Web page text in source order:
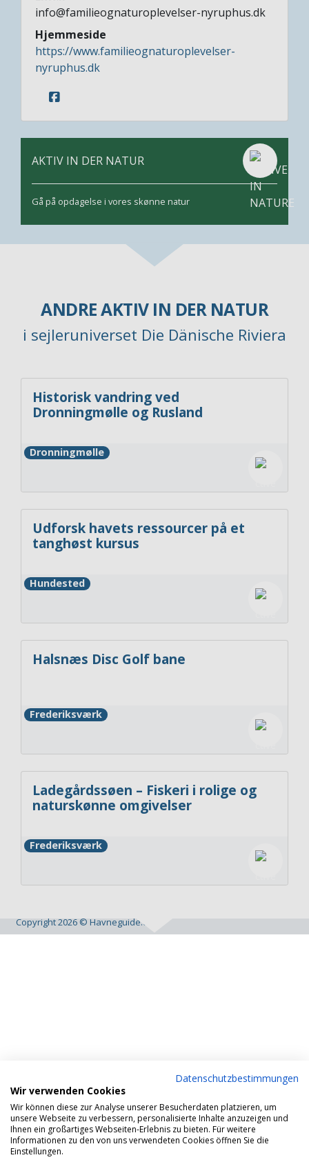
info@familieognaturoplevelser-nyruphus.dk
Hjemmeside
https://www.familieognaturoplevelser-
nyruphus.dk
AKTIV IN DER NATUR
Gå på opdagelse i vores skønne natur
ANDRE AKTIV IN DER NATUR
i sejleruniverset Die Dänische Riviera
Historisk vandring ved
Dronningmølle og Rusland
Dronningmølle
Udforsk havets ressourcer på et
tanghøst kursus
Hundested
Halsnæs Disc Golf bane
Frederiksværk
Ladegårdssøen – Fiskeri i rolige og
naturskønne omgivelser
Frederiksværk
Copyright 2026 © Havneguide.dk
Datenschutzbestimmungen
Wir verwenden Cookies
Wir können diese zur Analyse unserer Besucherdaten platzieren, um
unsere Webseite zu verbessern, personalisierte Inhalte anzuzeigen und
Ihnen ein großartiges Webseiten-Erlebnis zu bieten. Für weitere
Informationen zu den von uns verwendeten Cookies öffnen Sie die
Einstellungen.